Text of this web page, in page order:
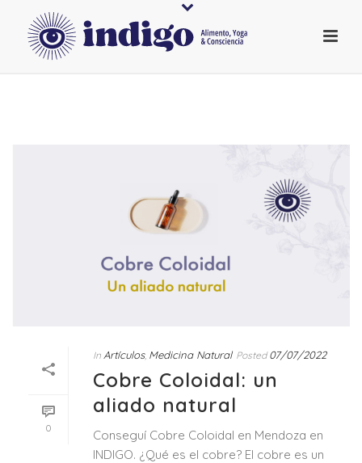
0
In Artículos, Medicina Natural Posted 07/07/2022
Cobre Coloidal: un
aliado natural
Conseguí Cobre Coloidal en Mendoza en
INDIGO. ¿Qué es el cobre? El cobre es un